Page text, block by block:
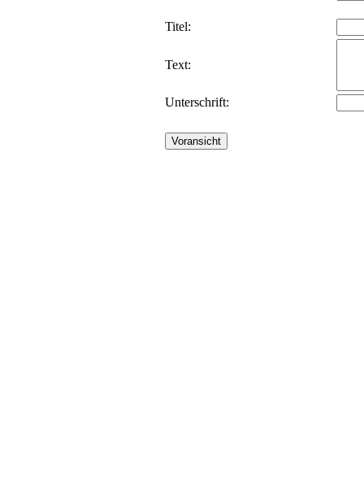
Titel:
Text:
Unterschrift: